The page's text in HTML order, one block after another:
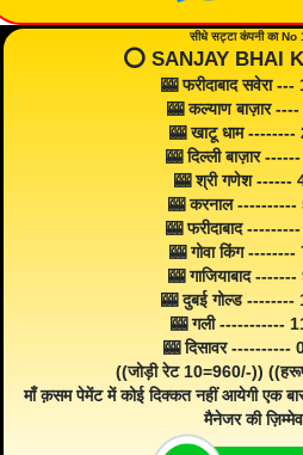
सीधे सट्टा कंपनी का No
⭕️ SANJAY BHAI
🎰 फरीदाबाद सवेरा
🎰 कल्याण बाज़ार
🎰 खाटू धाम --------
🎰 दिल्ली बाज़ार
🎰 श्री गणेश ------
🎰 करनाल ----------
🎰 फरीदाबाद
🎰 गोवा किंग
🎰 गाजियाबाद
🎰 दुबई गोल्ड --------
🎰 गली -----------
🎰 दिसावर ----------
((जोड़ी रेट 10=960/-))
माँ क़सम पेमेंट में कोई दिक्कत नहीं आयेगी एक
मैनेजर की